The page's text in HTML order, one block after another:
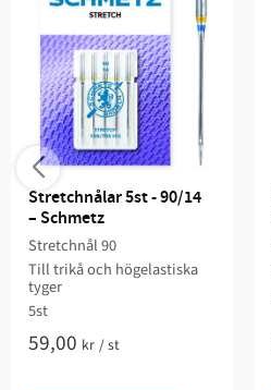
Stretchnålar 5st - 90/14
– Schmetz
Stretchnål 90
Till trikå och högelastiska
tyger
5st
59,00 kr /st